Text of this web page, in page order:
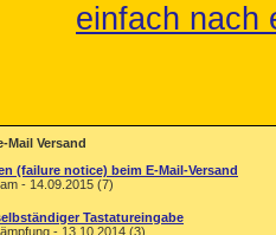
einfach nach
Mail Versand
(failure notice) beim E-Mail-Versand
- 14.09.2015 (7)
Tastatureingabe
- 13.10.2014 (3)